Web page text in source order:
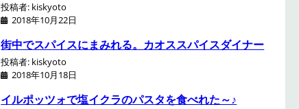
投稿者: kiskyoto
2018年10月22日
街中でスパイスにまみれる。カオススパイスダイナー
投稿者: kiskyoto
2018年10月18日
イルポッツォで塩イクラのパスタを食べれた～♪